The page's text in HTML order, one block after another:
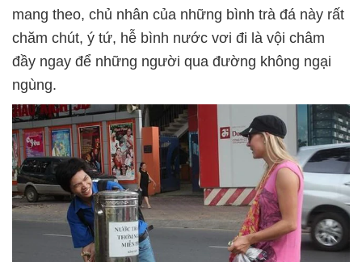
mang theo, chủ nhân của những bình trà đá này rất
chăm chút, ý tứ, hễ bình nước vơi đi là vội châm
đầy ngay để những người qua đường không ngại
ngùng.